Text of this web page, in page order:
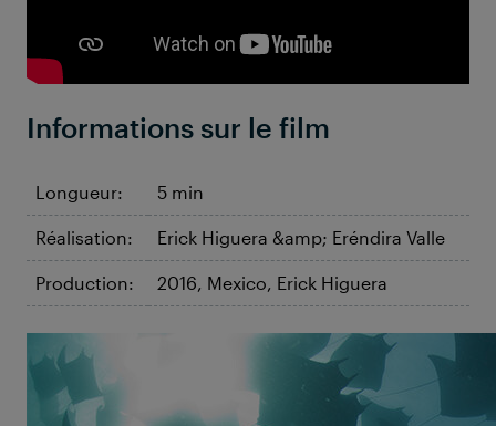
©Erick Higuera
The Legacy
Informations sur le film
Longueur: 5 min
Réalisation: Erick Higuera &amp; Eréndira Valle
Production: 2016, Mexico, Erick Higuera